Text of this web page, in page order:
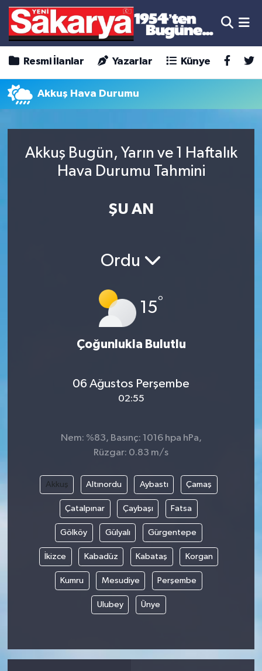
Resmi İlanlar Yazarlar Künye
Akkuş Hava Durumu
Akkuş Bugün, Yarın ve 1 Haftalık
Hava Durumu Tahmini
ŞU AN
Ordu
15°
Çoğunlukla Bulutlu
06 Ağustos Perşembe
02:55
Nem: %83, Basınç: 1016 hpa hPa,
Rüzgar: 0.83 m/s
Akkuş Altınordu Aybastı Çamaş
Çatalpınar Çaybaşı Fatsa
Gölköy Gülyalı Gürgentepe
İkizce Kabadüz Kabataş Korgan
Kumru Mesudiye Perşembe
Ulubey Ünye